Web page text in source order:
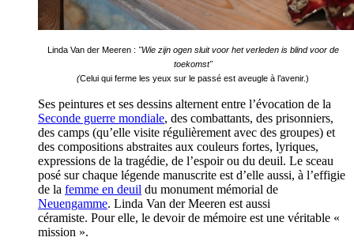
Linda Van der Meeren : "Wie zijn ogen sluit voor het verleden is blind voor de
toekomst"
(Celui qui ferme les yeux sur le passé est aveugle à l’avenir.)
Ses peintures et ses dessins alternent entre l’évocation de la
Seconde guerre mondiale, des combattants, des prisonniers,
des camps (qu’elle visite régulièrement avec des groupes) et
des compositions abstraites aux couleurs fortes, lyriques,
expressions de la tragédie, de l’espoir ou du deuil. Le sceau
posé sur chaque légende manuscrite est d’elle aussi, à l’effigie
de la femme en deuil du monument mémorial de
Neuengamme. Linda Van der Meeren est aussi
céramiste. Pour elle, le devoir de mémoire est une véritable «
mission ».